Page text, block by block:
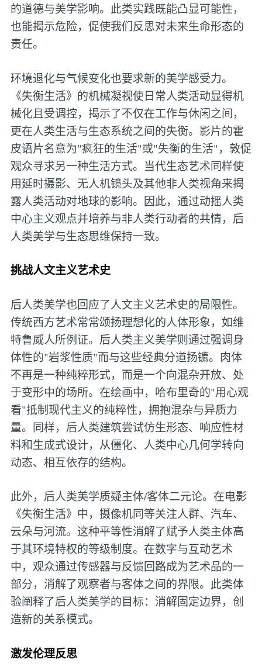
的道德与美学影响。此类实践既能凸显可能性，
也能揭示危险，促使我们反思对未来生命形态的
责任。
环境退化与气候变化也要求新的美学感受力。
《失衡生活》的机械凝视使日常人类活动显得机
械化且受调控，揭示了不仅在工作与休闲之间，
更在人类生活与生态系统之间的失衡。影片的霍
皮语片名意为"疯狂的生活"或"失衡的生活"，敦促
观众寻求另一种生活方式。当代生态艺术同样使
用延时摄影、无人机镜头及其他非人类视角来揭
露人类活动对地球的影响。因此，通过动摇人类
中心主义观点并培养与非人类行动者的共情，后
人类美学与生态思维保持一致。
挑战人文主义艺术史
后人类美学也回应了人文主义艺术史的局限性。
传统西方艺术常常颂扬理想化的人体形象，如维
特鲁威人所例证。后人类主义美学则通过强调身
体性的"岩浆性质"而与这些经典分道扬镳。肉体
不再是一种纯粹形式，而是一个向混杂开放、处
于变形中的场所。在绘画中，哈布里奇的"用心观
看"抵制现代主义的纯粹性，拥抱混杂与异质力
量。同样，后人类建筑尝试仿生形态、响应性材
料和生成式设计，从僵化、人类中心几何学转向
动态、相互依存的结构。
此外，后人类美学质疑主体/客体二元论。在电影
《失衡生活》中，摄像机同等关注人群、汽车、
云朵与河流。这种平等性消解了赋予人类主体高
于其环境特权的等级制度。在数字与互动艺术
中，观众通过传感器与反馈回路成为艺术品的一
部分，消解了观察者与客体之间的界限。此类体
验阐释了后人类美学的目标：消解固定边界，创
造新的关系模式。
激发伦理反思